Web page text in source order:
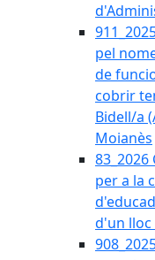
pel
de
cobrir
Bidell/a
Moianès
per a la
d'un lloc